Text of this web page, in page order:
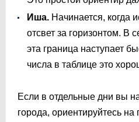
Иша. Начинается, когда
отсвет за горизонтом. В
эта граница наступает
числа в таблице это
Если в отдельные дни вы
города, ориентируйтесь